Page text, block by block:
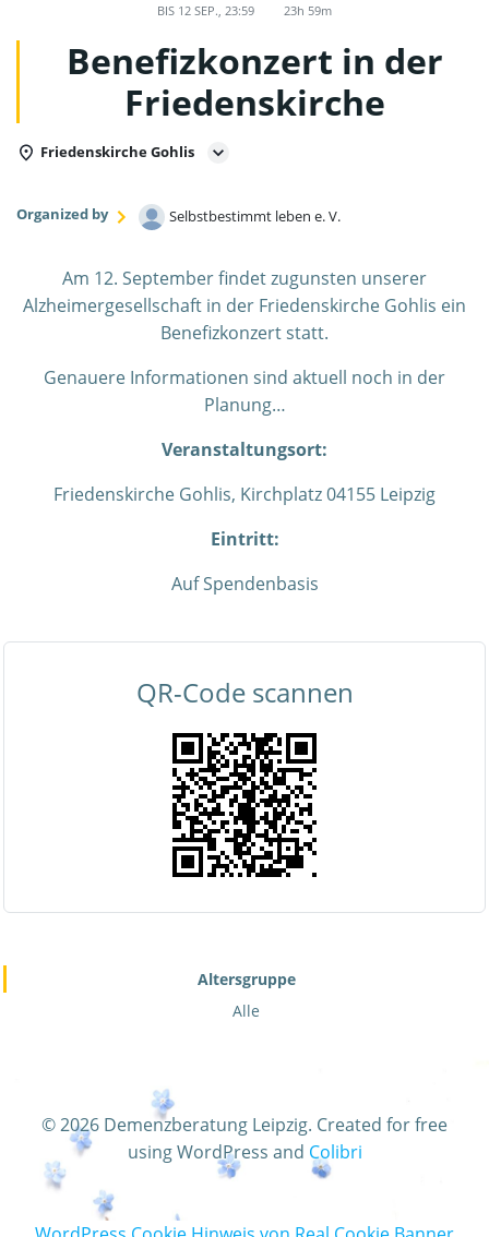
BIS 12 SEP., 23:59 23h 59m
Benefizkonzert in der
Friedenskirche
Friedenskirche Gohlis
Organized by Selbstbestimmt leben e. V.
Am 12. September findetzugunsten unserer
Alzheimergesellschaft in der Friedenskirche Gohlis ein
Benefizkonzert statt.
Genauere Informationen sind aktuell noch in der
Planung…
Veranstaltungsort:
Friedenskirche Gohlis, Kirchplatz 04155 Leipzig
Eintritt:
Auf Spendenbasis
QR-Code scannen
Altersgruppe
Alle
© 2026 Demenzberatung Leipzig. Created for free
using WordPress and Colibri